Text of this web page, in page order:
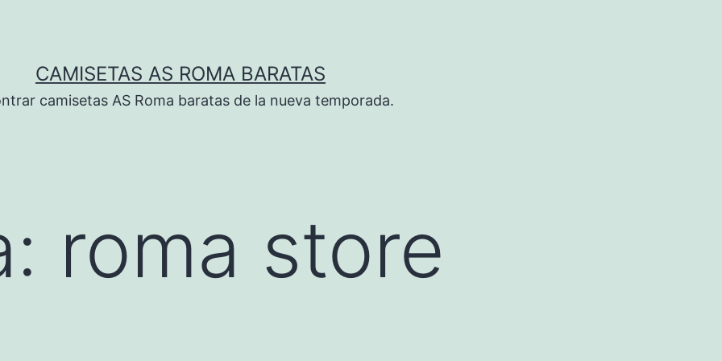
CAMISETAS AS ROMA BARATAS
camisetas AS Roma baratas de la nueva temporada.
roma store